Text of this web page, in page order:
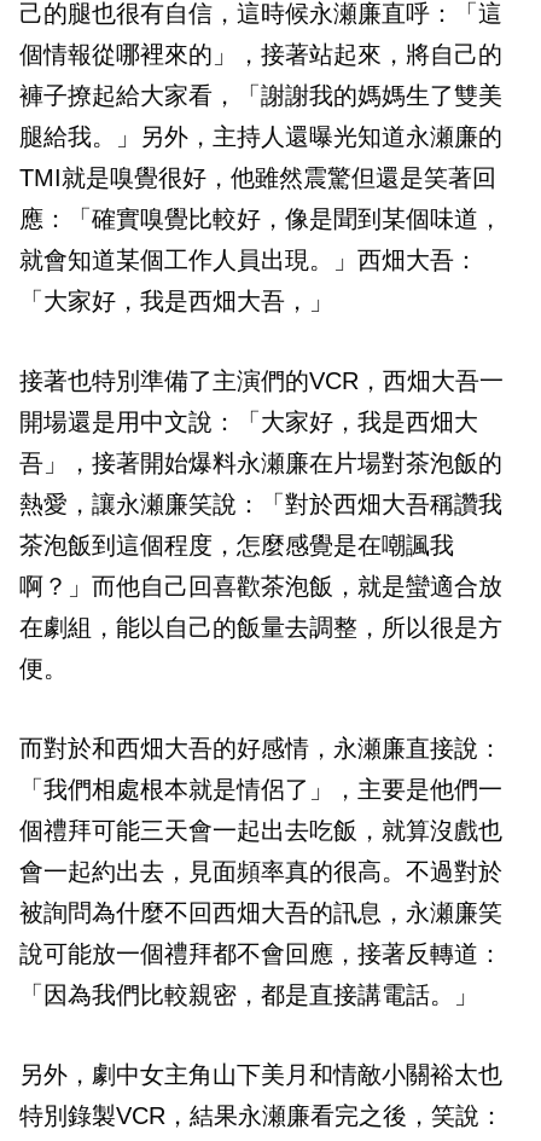
己的腿也很有自信，這時候永瀬廉直呼：「這
個情報從哪裡來的」，接著站起來，將自己的
褲子撩起給大家看，「謝謝我的媽媽生了雙美
腿給我。」另外，主持人還曝光知道永瀬廉的
TMI就是嗅覺很好，他雖然震驚但還是笑著回
應：「確實嗅覺比較好，像是聞到某個味道，
就會知道某個工作人員出現。」西畑大吾：
「大家好，我是西畑大吾，」
接著也特別準備了主演們的VCR，西畑大吾一
開場還是用中文說：「大家好，我是西畑大
吾」，接著開始爆料永瀬廉在片場對茶泡飯的
熱愛，讓永瀬廉笑說：「對於西畑大吾稱讚我
茶泡飯到這個程度，怎麼感覺是在嘲諷我
啊？」而他自己回喜歡茶泡飯，就是蠻適合放
在劇組，能以自己的飯量去調整，所以很是方
便。
而對於和西畑大吾的好感情，永瀬廉直接說：
「我們相處根本就是情侶了」，主要是他們一
個禮拜可能三天會一起出去吃飯，就算沒戲也
會一起約出去，見面頻率真的很高。不過對於
被詢問為什麼不回西畑大吾的訊息，永瀬廉笑
說可能放一個禮拜都不會回應，接著反轉道：
「因為我們比較親密，都是直接講電話。」
另外，劇中女主角山下美月和情敵小關裕太也
特別錄製VCR，結果永瀬廉看完之後，笑說：